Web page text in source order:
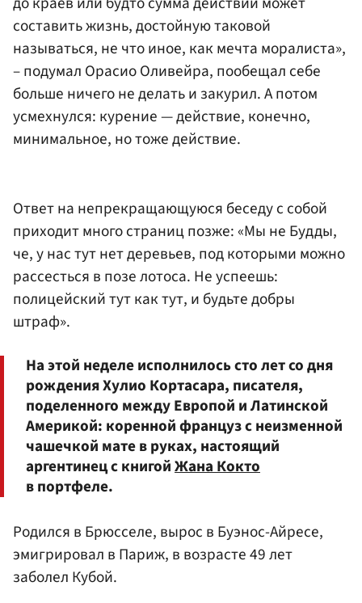
составить жизнь, достойную таковой
называться, не что иное, как мечта моралиста»,
– подумал Орасио Оливейра, пообещал себе
больше ничего не делать и закурил. А потом
усмехнулся: курение — действие, конечно,
минимальное, но тоже действие.
Ответ на непрекращающуюся беседу с собой
приходит много страниц позже: «Мы не Будды,
че, у нас тут нет деревьев, под которыми можно
рассесться в позе лотоса. Не успеешь:
полицейский тут как тут, и будьте добры
штраф».
На этой неделе исполнилось сто лет со дня
рождения Хулио Кортасара, писателя,
поделенного между Европой и Латинской
Америкой: коренной француз с неизменной
чашечкой мате в руках, настоящий
аргентинец с книгойЖана Кокто
в портфеле.
Родился в Брюсселе, вырос в Буэнос-Айресе,
эмигрировал в Париж, в возрасте 49 лет
заболел Кубой.